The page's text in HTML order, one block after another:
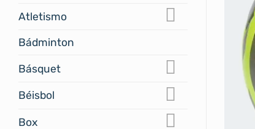
Atletismo
Bádminton
Básquet
Béisbol
Box